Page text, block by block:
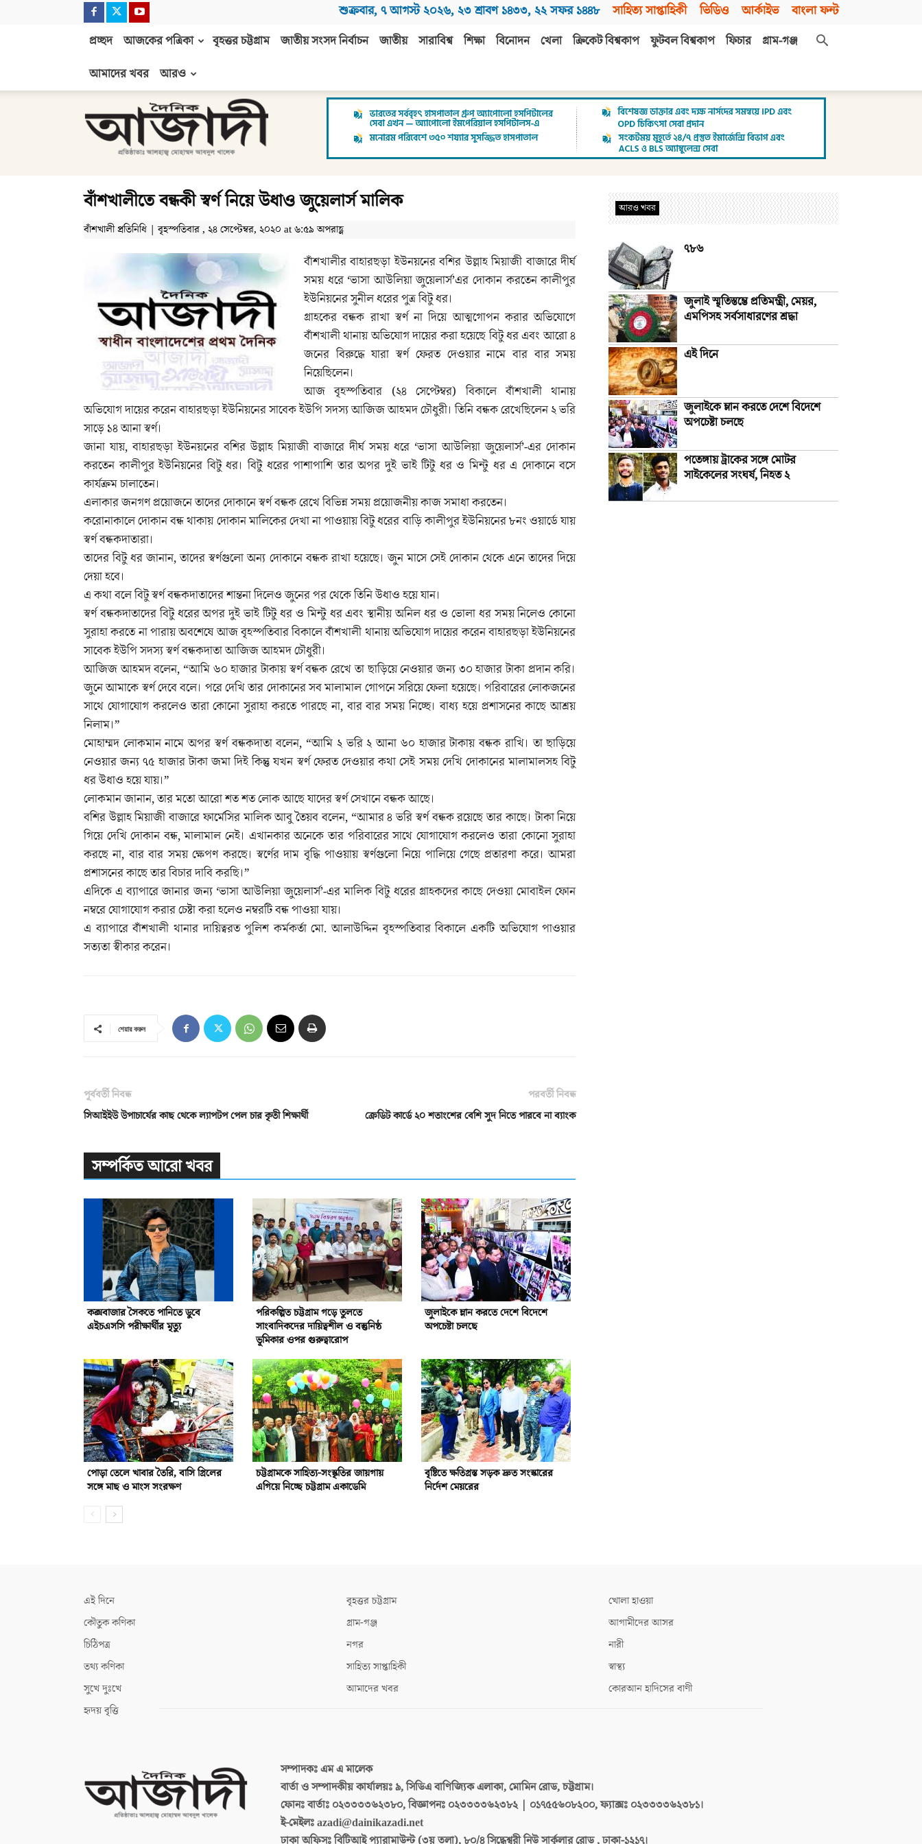
শুক্রবার, ৭ আগস্ট ২০২৬, ২৩ শ্রাবণ ১৪৩৩, ২২ সফর ১৪৪৮ সাহিত্য সাপ্তাহিকী ভিডিও আর্কাইভ বাংলা ফন্ট
প্রচ্ছদ আজকের পত্রিকা বৃহত্তর চট্টগ্রাম জাতীয় সংসদ নির্বাচন জাতীয় সারাবিশ্ব শিক্ষা বিনোদন খেলা ক্রিকেট বিশ্বকাপ ফুটবল বিশ্বকাপ ফিচার
গ্রাম-গঞ্জ
আমাদের খবর
আরও
আজাদী
বাঁশখালীতে বন্ধকী স্বর্ণ নিয়ে উধাও জুয়েলার্স মালিক
বাঁশখালী প্রতিনিধি | বৃহস্পতিবার , ২৪ সেপ্টেম্বর, ২০২০ at ৬:৫৯ অপরাহ্ণ
বাঁশখালীর বাহারছড়া ইউনয়নের বশির উল্লাহ মিয়াজী বাজারে দীর্ঘ
সময় ধরে ‘ভাসা আউলিয়া জুয়েলার্স’এর দোকান করতেন কালীপুর
ইউনিয়নের সুনীল ধরের পুত্র বিটু ধর।
গ্রাহকের বন্ধক রাখা স্বর্ণ না দিয়ে আত্মগোপন করার অভিযোগে
বাঁশখালী থানায় অভিযোগ দায়ের করা হয়েছে বিটু ধর এবং আরো ৪
জনের বিরুদ্ধে যারা স্বর্ণ ফেরত দেওয়ার নামে বার বার সময়
নিয়েছিলেন।
আজ বৃহস্পতিবার (২৪ সেপ্টেম্বর) বিকালে বাঁশখালী থানায়
অভিযোগ দায়ের করেন বাহারছড়া ইউনিয়নের সাবেক ইউপি সদস্য আজিজ আহমদ চৌধুরী। তিনি বন্ধক রেখেছিলেন ২ ভরি
সাড়ে ১৪ আনা স্বর্ণ।
জানা যায়, বাহারছড়া ইউনয়নের বশির উল্লাহ মিয়াজী বাজারে দীর্ঘ সময় ধরে ‘ভাসা আউলিয়া জুয়েলার্স’-এর দোকান
করতেন কালীপুর ইউনিয়নের বিটু ধর। বিটু ধরের পাশাপাশি তার অপর দুই ভাই টিটু ধর ও মিন্টু ধর এ দোকানে বসে
কার্যক্রম চালাতেন।
এলাকার জনগণ প্রয়োজনে তাদের দোকানে স্বর্ণ বন্ধক রেখে বিভিন্ন সময় প্রয়োজনীয় কাজ সমাধা করতেন।
করোনাকালে দোকান বন্ধ থাকায় দোকান মালিকের দেখা না পাওয়ায় বিটু ধরের বাড়ি কালীপুর ইউনিয়নের ৮নং ওয়ার্ডে যায়
স্বর্ণ বন্ধকদাতারা।
তাদের বিটু ধর জানান, তাদের স্বর্ণগুলো অন্য দোকানে বন্ধক রাখা হয়েছে। জুন মাসে সেই দোকান থেকে এনে তাদের দিয়ে
দেয়া হবে।
এ কথা বলে বিটু স্বর্ণ বন্ধকদাতাদের শান্তনা দিলেও জুনের পর থেকে তিনি উধাও হয়ে যান।
স্বর্ণ বন্ধকদাতাদের বিটু ধরের অপর দুই ভাই টিটু ধর ও মিন্টু ধর এবং স্থানীয় অনিল ধর ও ভোলা ধর সময় নিলেও কোনো
সুরাহা করতে না পারায় অবশেষে আজ বৃহস্পতিবার বিকালে বাঁশখালী থানায় অভিযোগ দায়ের করেন বাহারছড়া ইউনিয়নের
সাবেক ইউপি সদস্য স্বর্ণ বন্ধকদাতা আজিজ আহমদ চৌধুরী।
আজিজ আহমদ বলেন, “আমি ৬০ হাজার টাকায় স্বর্ণ বন্ধক রেখে তা ছাড়িয়ে নেওয়ার জন্য ৩০ হাজার টাকা প্রদান করি।
জুনে আমাকে স্বর্ণ দেবে বলে। পরে দেখি তার দোকানের সব মালামাল গোপনে সরিয়ে ফেলা হয়েছে। পরিবারের লোকজনের
সাথে যোগাযোগ করলেও তারা কোনো সুরাহা করতে পারছে না, বার বার সময় নিচ্ছে। বাধ্য হয়ে প্রশাসনের কাছে আশ্রয়
নিলাম।”
মোহাম্মদ লোকমান নামে অপর স্বর্ণ বন্ধকদাতা বলেন, “আমি ২ ভরি ২ আনা ৬০ হাজার টাকায় বন্ধক রাখি। তা ছাড়িয়ে
নেওয়ার জন্য ৭৫ হাজার টাকা জমা দিই কিন্তু যখন স্বর্ণ ফেরত দেওয়ার কথা সেই সময় দেখি দোকানের মালামালসহ বিটু
ধর উধাও হয়ে যায়।”
লোকমান জানান, তার মতো আরো শত শত লোক আছে যাদের স্বর্ণ সেখানে বন্ধক আছে।
বশির উল্লাহ মিয়াজী বাজারে ফার্মেসির মালিক আবু তৈয়ব বলেন, “আমার ৪ ভরি স্বর্ণ বন্ধক রয়েছে তার কাছে। টাকা নিয়ে
গিয়ে দেখি দোকান বন্ধ, মালামাল নেই। এখানকার অনেকে তার পরিবারের সাথে যোগাযোগ করলেও তারা কোনো সুরাহা
করছে না, বার বার সময় ক্ষেপণ করছে। স্বর্ণের দাম বৃদ্ধি পাওয়ায় স্বর্ণগুলো নিয়ে পালিয়ে গেছে প্রতারণা করে। আমরা
প্রশাসনের কাছে তার বিচার দাবি করছি।”
এদিকে এ ব্যাপারে জানার জন্য ‘ভাসা আউলিয়া জুয়েলার্স’-এর মালিক বিটু ধরের গ্রাহকদের কাছে দেওয়া মোবাইল ফোন
নম্বরে যোগাযোগ করার চেষ্টা করা হলেও নম্বরটি বন্ধ পাওয়া যায়।
এ ব্যাপারে বাঁশখালী থানার দায়িত্বরত পুলিশ কর্মকর্তা মো. আলাউদ্দিন বৃহস্পতিবার বিকালে একটি অভিযোগ পাওয়ার
সত্যতা স্বীকার করেন।
শেয়ার করুন
পূর্ববর্তী নিবন্ধ
সিআইইউ উপাচার্যের কাছ থেকে ল্যাপটপ পেল চার কৃতী শিক্ষার্থী
পরবর্তী নিবন্ধ
ক্রেডিট কার্ডে ২০ শতাংশের বেশি সুদ নিতে পারবে না ব্যাংক
সম্পর্কিত আরো খবর
কক্সবাজার সৈকতে পানিতে ডুবে
এইচএসসি পরীক্ষার্থীর মৃত্যু
পরিকল্পিত চট্টগ্রাম গড়ে তুলতে
সাংবাদিকদের দায়িত্বশীল ও বস্তুনিষ্ঠ
ভূমিকার ওপর গুরুত্বারোপ
জুলাইকে ম্লান করতে দেশে বিদেশে
অপচেষ্টা চলছে
পোড়া তেলে খাবার তৈরি, বাসি গ্রিলের
সঙ্গে মাছ ও মাংস সংরক্ষণ
চট্টগ্রামকে সাহিত্য-সংস্কৃতির জায়গায়
এগিয়ে নিচ্ছে চট্টগ্রাম একাডেমি
বৃষ্টিতে ক্ষতিগ্রস্ত সড়ক দ্রুত সংস্কারের
নির্দেশ মেয়রের
আরও খবর
৭৮৬
জুলাই স্মৃতিস্তম্ভে প্রতিমন্ত্রী, মেয়র,
এমপিসহ সর্বসাধারণের শ্রদ্ধা
এই দিনে
জুলাইকে ম্লান করতে দেশে বিদেশে
অপচেষ্টা চলছে
পতেঙ্গায় ট্রাকের সঙ্গে মোটর
সাইকেলের সংঘর্ষ, নিহত ২
এই দিনে
কৌতুক কণিকা
চিঠিপত্র
তথ্য কণিকা
সুখে দুঃখে
হৃদয় বৃত্তি
বৃহত্তর চট্টগ্রাম
গ্রাম-গঞ্জ
নগর
সাহিত্য সাপ্তাহিকী
আমাদের খবর
খোলা হাওয়া
আগামীদের আসর
নারী
স্বাস্থ্য
কোরআন হাদিসের বাণী
সম্পাদকঃএম এ মালেক
বার্তা ও সম্পাদকীয় কার্যালয়ঃ৯, সিডিএ বাণিজ্যিক এলাকা, মোমিন রোড, চট্টগ্রাম।
ফোনঃ বার্তাঃ ০২৩৩৩৩৬২৩৮০, বিজ্ঞাপনঃ ০২৩৩৩৩৬২৩৮২ | ০১৭৫৫৬০৮২০০, ফ্যাক্সঃ ০২৩৩৩৩৬২৩৮১।
ই-মেইলঃazadi@dainikazadi.net
ঢাকা অফিসঃবিটিআই প্যারামাউন্ট (৩য় তলা), ৮০/৪ সিদ্ধেশ্বরী নিউ সার্কুলার রোড , ঢাকা-১২১৭।